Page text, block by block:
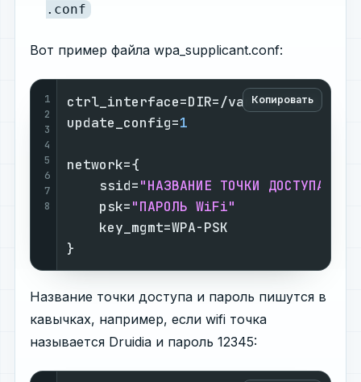
.conf
Вот пример файла wpa_supplicant.conf:
Копировать
1
2
3
4
5
6
7
8
ctrl_interface=DIR=/var/run/
update_config=1
network={
    ssid=
"НАЗВАНИЕ ТОЧКИ ДОСТУПА
    psk=
"ПАРОЛЬ WiFi"
    key_mgmt=WPA-PSK
}
Название точки доступа и пароль пишутся в
кавычках, например, если wifi точка
называется Druidia и пароль 12345: